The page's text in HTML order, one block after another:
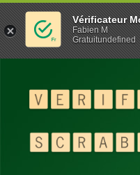
Vérificateur
Fabien M
Gratuitundefined